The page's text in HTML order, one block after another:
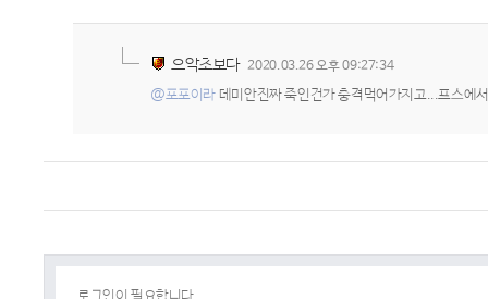
으악초보다 2020.03.26 오후 09:27:34
@포포이라 데미안진짜 죽인건가 충격먹어가지고...프스에